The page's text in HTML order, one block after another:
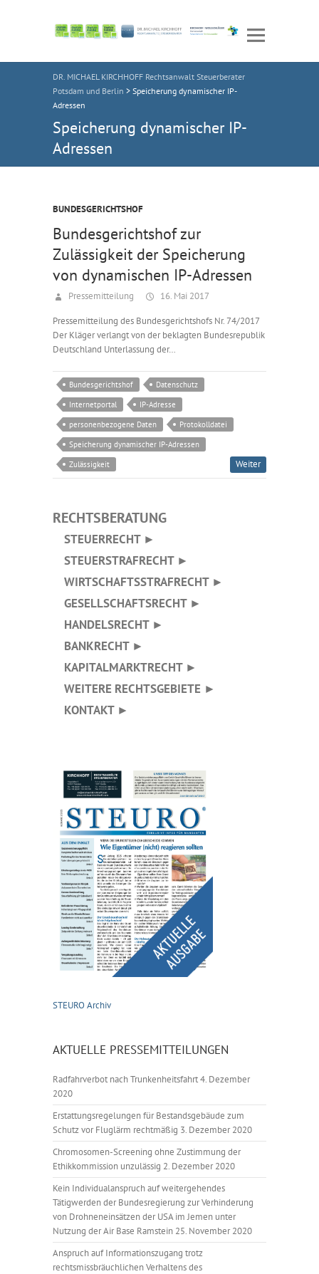
DR. MICHAEL KIRCHHOFF Rechtsanwalt Steuerberater
Potsdam und Berlin > Speicherung dynamischer IP-
Adressen
Speicherung dynamischer IP-
Adressen
BUNDESGERICHTSHOF
Bundesgerichtshof zur
Zulässigkeit der Speicherung
von dynamischen IP-Adressen
Pressemitteilung 16. Mai 2017
Pressemitteilung des Bundesgerichtshofs Nr. 74/2017
Der Kläger verlangt von der beklagten Bundesrepublik
Deutschland Unterlassung der…
Bundesgerichtshof
Datenschutz
Internetportal
IP-Adresse
personenbezogene Daten
Protokolldatei
Speicherung dynamischer IP-Adressen
Zulässigkeit
Weiter
RECHTSBERATUNG
STEUERRECHT ►
STEUERSTRAFRECHT ►
WIRTSCHAFTSSTRAFRECHT ►
GESELLSCHAFTSRECHT ►
HANDELSRECHT ►
BANKRECHT ►
KAPITALMARKTRECHT ►
WEITERE RECHTSGEBIETE ►
KONTAKT ►
STEURO Archiv
AKTUELLE PRESSEMITTEILUNGEN
Radfahrverbot nach Trunkenheitsfahrt4. Dezember
2020
Erstattungsregelungen für Bestandsgebäude zum
Schutz vor Fluglärm rechtmäßig 3. Dezember 2020
Chromosomen-Screening ohne Zustimmung der
Ethikkommission unzulässig 2. Dezember 2020
Kein Individualanspruch auf weitergehendes
Tätigwerden der Bundesregierung zur Verhinderung
von Drohneneinsätzen der USA im Jemen unter
Nutzung der Air Base Ramstein 25. November 2020
Anspruch auf Informationszugang trotz
rechtsmissbräuchlichen Verhaltens des